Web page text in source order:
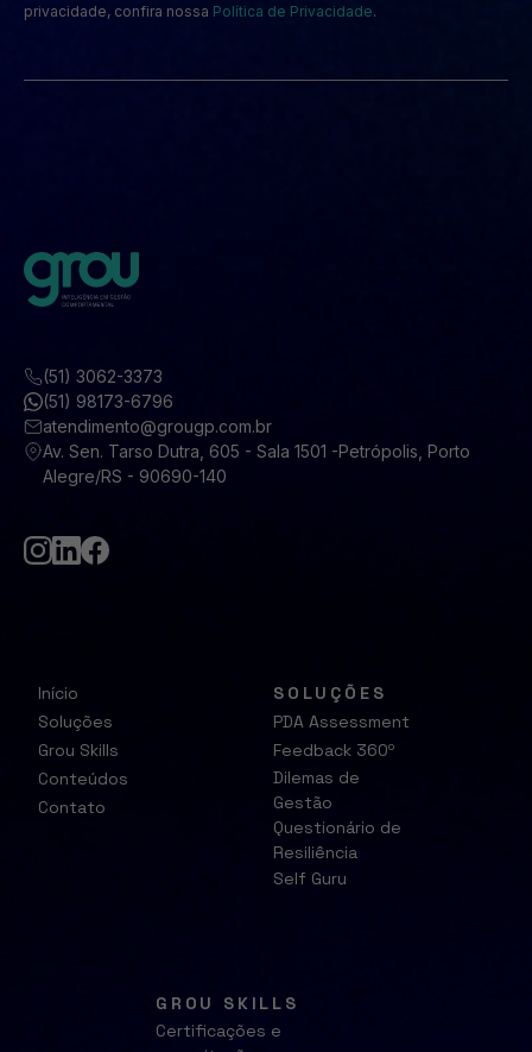
privacidade, confira nossa Política de Privacidade.
(51) 3062-3373
(51) 98173-6796
atendimento@grougp.com.br
Av. Sen. Tarso Dutra, 605 - Sala 1501 -Petrópolis, Porto
Alegre/RS - 90690-140
Início
Soluções
Grou Skills
Conteúdos
Contato
SOLUÇÕES
PDA Assessment
Feedback 360º
Dilemas de
Gestão
Questionário de
Resiliência
Self Guru
GROU SKILLS
Certificações e